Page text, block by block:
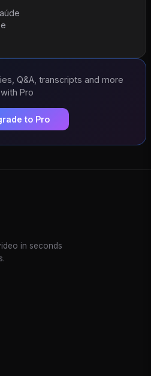
Q&A, transcripts and more
with Pro
to Pro
in seconds